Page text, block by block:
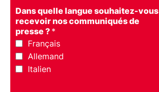
Dans quelle langue souhaitez-vous
recevoir nos communiqués de
presse ? *
Français
Allemand
Italien